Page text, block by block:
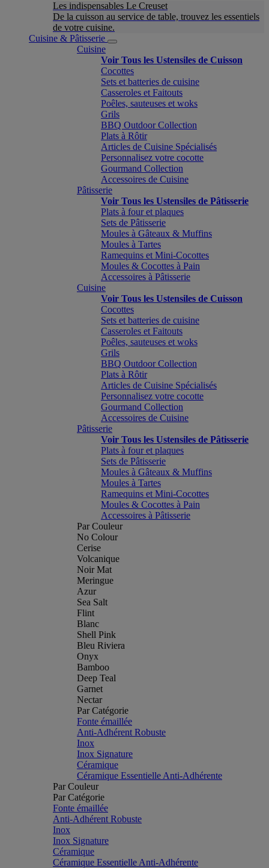
Les indispensables Le Creuset
De la cuisson au service de table, trouvez les essentiels
de votre cuisine.
Cuisine & Pâtisserie
Cuisine
Voir Tous les Ustensiles de Cuisson
Cocottes
Sets et batteries de cuisine
Casseroles et Faitouts
Poêles, sauteuses et woks
Grils
BBQ Outdoor Collection
Plats à Rôtir
Articles de Cuisine Spécialisés
Personnalisez votre cocotte
Gourmand Collection
Accessoires de Cuisine
Pâtisserie
Voir Tous les Ustensiles de Pâtisserie
Plats à four et plaques
Sets de Pâtisserie
Moules à Gâteaux & Muffins
Moules à Tartes
Ramequins et Mini-Cocottes
Moules & Cocottes à Pain
Accessoires à Pâtisserie
Cuisine
Voir Tous les Ustensiles de Cuisson
Cocottes
Sets et batteries de cuisine
Casseroles et Faitouts
Poêles, sauteuses et woks
Grils
BBQ Outdoor Collection
Plats à Rôtir
Articles de Cuisine Spécialisés
Personnalisez votre cocotte
Gourmand Collection
Accessoires de Cuisine
Pâtisserie
Voir Tous les Ustensiles de Pâtisserie
Plats à four et plaques
Sets de Pâtisserie
Moules à Gâteaux & Muffins
Moules à Tartes
Ramequins et Mini-Cocottes
Moules & Cocottes à Pain
Accessoires à Pâtisserie
Par Couleur
No Colour
Cerise
Volcanique
Noir Mat
Meringue
Azur
Sea Salt
Flint
Blanc
Shell Pink
Bleu Riviera
Onyx
Bamboo
Deep Teal
Garnet
Nectar
Par Catégorie
Fonte émaillée
Anti-Adhérent Robuste
Inox
Inox Signature
Céramique
Céramique Essentielle Anti-Adhérente
Par Couleur
Par Catégorie
Fonte émaillée
Anti-Adhérent Robuste
Inox
Inox Signature
Céramique
Céramique Essentielle Anti-Adhérente